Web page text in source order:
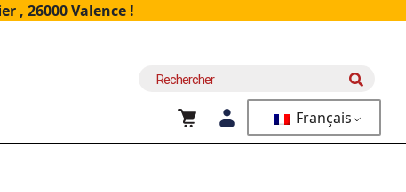
, 26000 Valence !
Recherche
Français